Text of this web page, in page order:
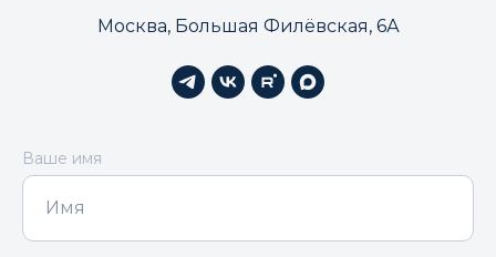
Москва, Большая Филёвская, 6А
Ваше имя